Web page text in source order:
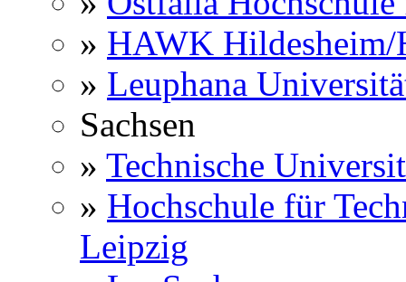
» HAWK
» Leuphana
Sachsen
» Technische
» Hochschule für
Leipzig